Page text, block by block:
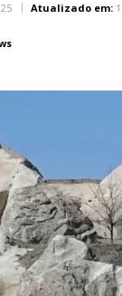
Atualizado em: